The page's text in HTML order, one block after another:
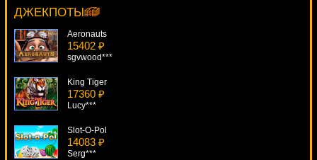
ДЖЕКПОТЫRoot77***
Aeronauts
15402 ₽
sgvwood***
King Tiger
17360 ₽
Lucy***
Slot-O-Pol
14083 ₽
Serg***